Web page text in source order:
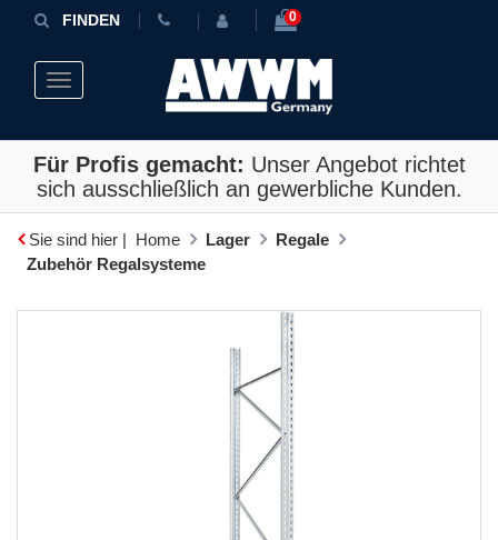
FINDEN 0
Toggle navigation
Für Profis gemacht: Unser Angebot richtet
sich ausschließlich an gewerbliche Kunden.
Sie sind hier | Home Lager
Regale
Zubehör Regalsysteme